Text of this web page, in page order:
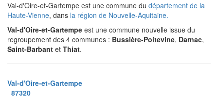
Val-d'Oire-et-Gartempe est une commune du département de la
Haute-Vienne, dans la région de Nouvelle-Aquitaine.
Val-d'Oire-et-Gartempe est une commune nouvelle issue du
regroupement des 4 communes : Bussière-Poitevine, Darnac,
Saint-Barbant et Thiat.
Val-d'Oire-et-Gartempe
87320